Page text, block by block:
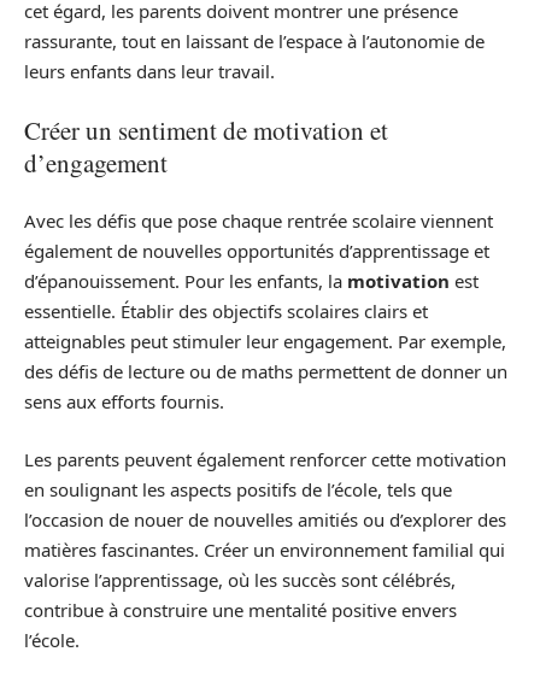
cet égard, les parents doivent montrer une présence
rassurante, tout en laissant de l’espace à l’autonomie de
leurs enfants dans leur travail.
Créer un sentiment de motivation et
d’engagement
Avec les défis que pose chaque rentrée scolaire viennent
également de nouvelles opportunités d’apprentissage et
d’épanouissement. Pour les enfants, la motivation est
essentielle. Établir des objectifs scolaires clairs et
atteignables peut stimuler leur engagement. Par exemple,
des défis de lecture ou de maths permettent de donner un
sens aux efforts fournis.
Les parents peuvent également renforcer cette motivation
en soulignant les aspects positifs de l’école, tels que
l’occasion de nouer de nouvelles amitiés ou d’explorer des
matières fascinantes. Créer un environnement familial qui
valorise l’apprentissage, où les succès sont célébrés,
contribue à construire une mentalité positive envers
l’école.